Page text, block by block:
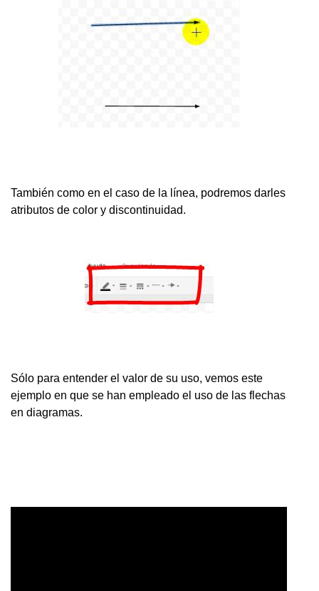
También como en el caso de la línea, podremos darles
atributos de color y discontinuidad.
Sólo para entender el valor de su uso, vemos este
ejemplo en que se han empleado el uso de las flechas
en diagramas.